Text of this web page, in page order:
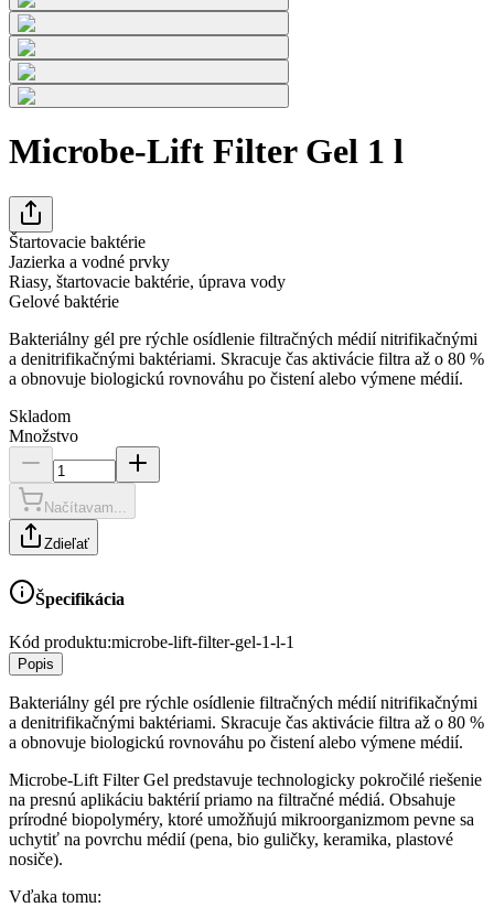
Microbe-Lift Filter Gel 1 l
Štartovacie baktérie
Jazierka a vodné prvky
Riasy, štartovacie baktérie, úprava vody
Gelové baktérie
Bakteriálny gél pre rýchle osídlenie filtračných médií nitrifikačnými
a denitrifikačnými baktériami. Skracuje čas aktivácie filtra až o 80 %
a obnovuje biologickú rovnováhu po čistení alebo výmene médií.
Skladom
Množstvo
Načítavam...
Zdieľať
Špecifikácia
Kód produktu:microbe-lift-filter-gel-1-l-1
Popis
Bakteriálny gél pre rýchle osídlenie filtračných médií nitrifikačnými
a denitrifikačnými baktériami. Skracuje čas aktivácie filtra až o 80 %
a obnovuje biologickú rovnováhu po čistení alebo výmene médií.
Microbe-Lift Filter Gel predstavuje technologicky pokročilé riešenie
na presnú aplikáciu baktérií priamo na filtračné médiá. Obsahuje
prírodné biopolyméry, ktoré umožňujú mikroorganizmom pevne sa
uchytiť na povrchu médií (pena, bio guličky, keramika, plastové
nosiče).
Vďaka tomu: